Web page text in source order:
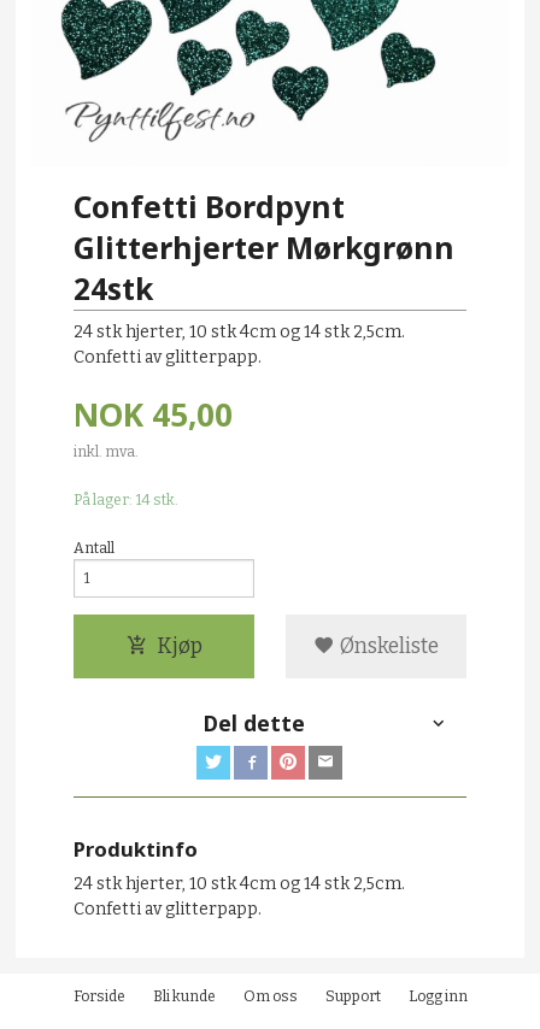
Confetti Bordpynt
Glitterhjerter Mørkgrønn
24stk
24 stk hjerter, 10 stk 4cm og 14 stk 2,5cm.
Confetti av glitterpapp.
NOK 45,00
inkl. mva.
På lager: 14 stk.
Antall
Kjøp Ønskeliste
Del dette
Produktinfo
24 stk hjerter, 10 stk 4cm og 14 stk 2,5cm.
Confetti av glitterpapp.
Forside Bli kunde Om oss Support Logg inn